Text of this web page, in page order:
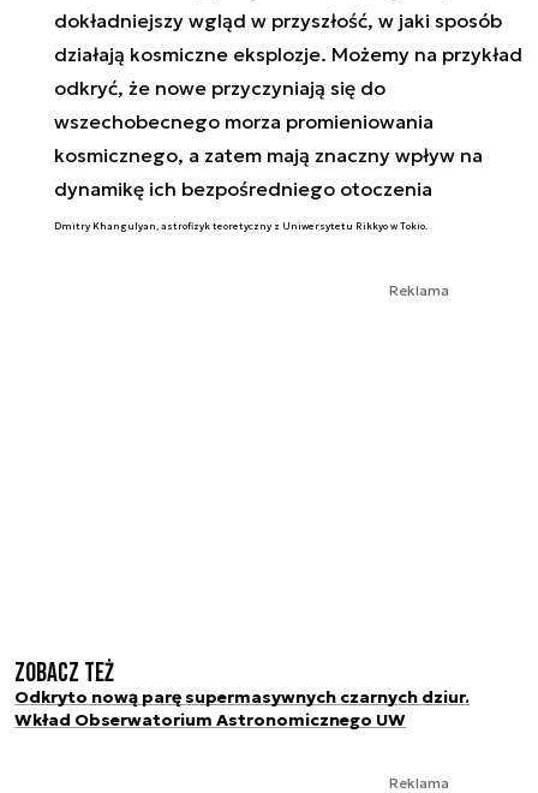
dokładniejszy wgląd w przyszłość, w jaki sposób
działają kosmiczne eksplozje. Możemy na przykład
odkryć, że nowe przyczyniają się do
wszechobecnego morza promieniowania
kosmicznego, a zatem mają znaczny wpływ na
dynamikę ich bezpośredniego otoczenia
Dmitry Khangulyan, astrofizyk teoretyczny z Uniwersytetu Rikkyo w Tokio.
Reklama
Zobacz też
Odkryto nową parę supermasywnych czarnych dziur.
Wkład Obserwatorium Astronomicznego UW
Reklama